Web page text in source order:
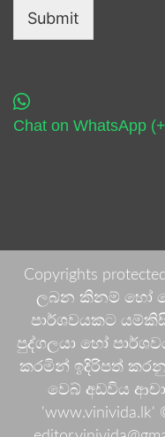
Submit
Chat on WhatsApp
Copyrights
ලබන කිනම් හෝ
පාර්ශවයකට
පුද්ගලයා හෝ
කරමින් ඉදිරිපත්
වෙබ් අඩවිය
'www.vinivida.lk'